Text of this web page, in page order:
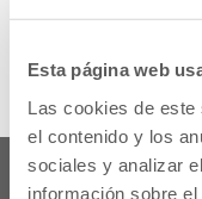
Esta página web
Las cookies de
el contenido y los
sociales y analizar
información sobre